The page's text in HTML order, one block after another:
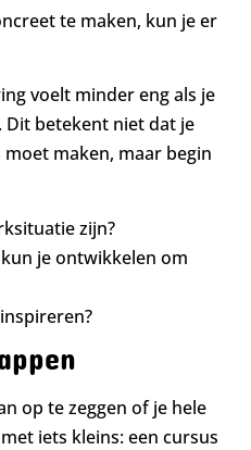
te maken, kun je er
voelt minder eng als je
betekent niet dat je
maken, maar begin
zijn?
je ontwikkelen om
op te zeggen of je hele
iets kleins: een cursus